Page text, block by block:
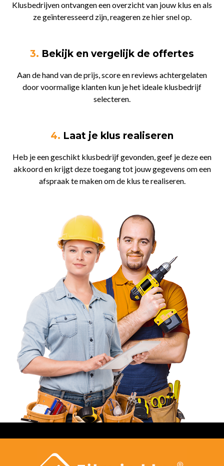
Klusbedrijven ontvangen een overzicht van jouw klus en als
ze geïnteresseerd zijn, reageren ze hier snel op.
3. Bekijk en vergelijk de offertes
Aan de hand van de prijs, score en reviews achtergelaten
door voormalige klanten kun je het ideale klusbedrijf
selecteren.
4. Laat je klus realiseren
Heb je een geschikt klusbedrijf gevonden, geef je deze een
akkoord en krijgt deze toegang tot jouw gegevens om een
afspraak te maken om de klus te realiseren.